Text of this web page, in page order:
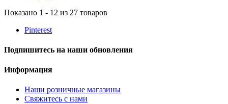
Показано 1 - 12 из 27 товаров
Pinterest
Подпишитесь на наши обновления
Информация
Наши розничные магазины
Свяжитесь с нами